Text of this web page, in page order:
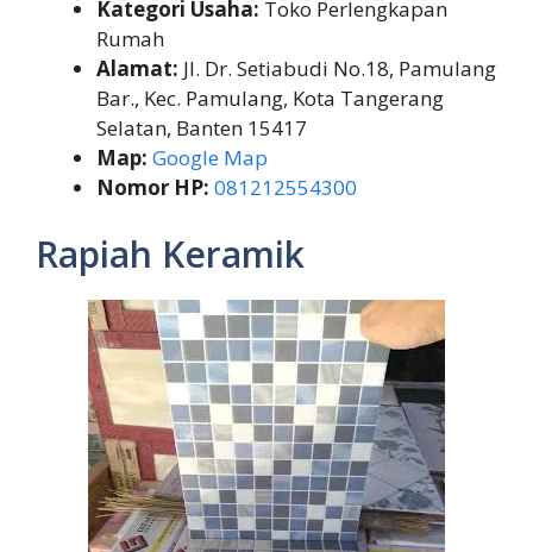
Kategori Usaha: Toko Perlengkapan
Rumah
Alamat: Jl. Dr. Setiabudi No.18, Pamulang
Bar., Kec. Pamulang, Kota Tangerang
Selatan, Banten 15417
Map: Google Map
Nomor HP: 081212554300
Rapiah Keramik